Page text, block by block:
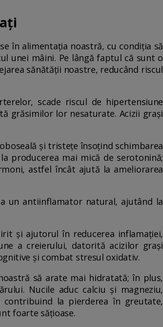
în alimentația noastră, cu condiția să
unei mâini. Pe lângă faptul că sunt o
sănătății noastre, reducând riscul
scade riscul de hipertensiune
grăsimilor lor nesaturate. Acizii grași
și tristețe însoțind schimbarea
producerea mai mică de serotonină;
astfel încât ajută la ameliorarea
un antiinflamator natural, ajutând la
și ajutorul în reducerea inflamației,
a creierului, datorită acizilor grași
și combat stresul oxidativ.
să arate mai hidratată; în plus,
Nucile aduc calciu și magneziu,
contribuind la pierderea în greutate,
foarte sățioase.